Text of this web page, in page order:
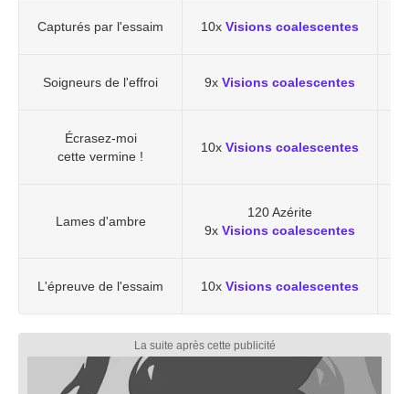
Capturés par l'essaim 10x Visions coalescentes
Soigneurs de l'effroi 9x Visions coalescentes
Écrasez-moi
cette vermine !
10x Visions coalescentes
Lames d'ambre
120 Azérite
9x Visions coalescentes
L'épreuve de l'essaim 10x Visions coalescentes